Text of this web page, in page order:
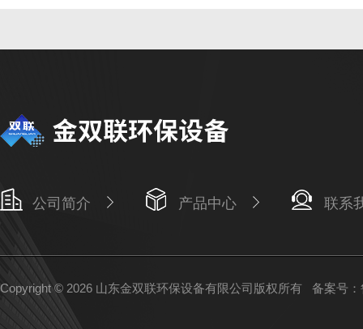
公司简介 产品中心 联系
Copyright © 2026 山东金双联环保设备有限公司版权所有 备案号